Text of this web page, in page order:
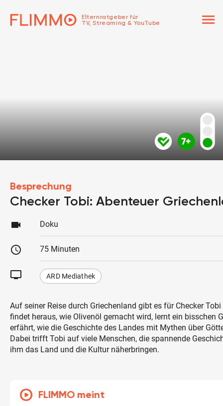
Elternratgeber für
TV, Streaming & YouTube
menu
Besprechung
Checker Tobi: Abenteuer
videocam Doku
schedule 75 Minuten
tv ARD Mediathek
Auf seiner Reise durch Griechenland gibt es für Checker
findet heraus, wie Olivenöl gemacht wird, lernt ein bisschen
erfährt, wie die Geschichte des Landes mit Mythen über
Dabei trifft Tobi auf viele Menschen, die spannende
ihm das Land und die Kultur näherbringen.
FLIMMO meint